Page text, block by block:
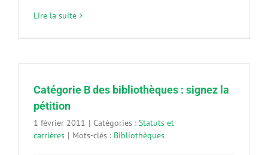
Lire la suite
Catégorie B des bibliothèques : signez la
pétition
1 février 2011 | Catégories : Statuts et
carrières | Mots-clés : Bibliothèques